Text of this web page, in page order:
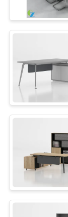
PRIVACY